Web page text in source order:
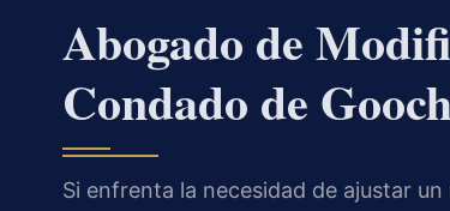
Abogado de
Condado de
Si enfrenta la necesidad de ajustar